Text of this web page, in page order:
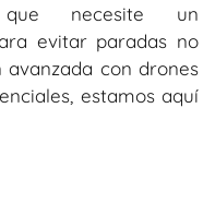
necesite un
evitar paradas no
avanzada con drones
estamos aquí